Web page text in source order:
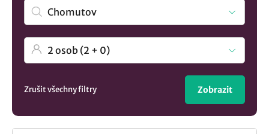
Zrušit všechny filtry Zobrazit